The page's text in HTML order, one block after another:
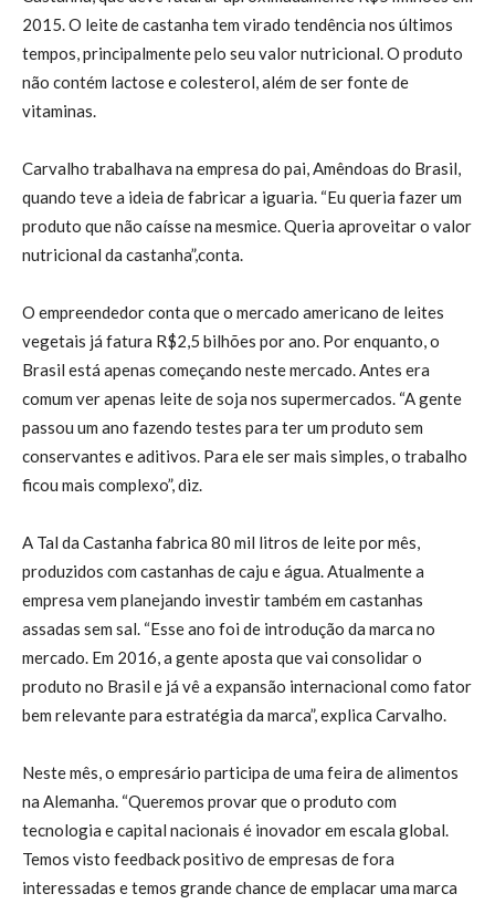
2015. O leite de castanha tem virado tendência nos últimos
tempos, principalmente pelo seu valor nutricional. O produto
não contém lactose e colesterol, além de ser fonte de
vitaminas.
Carvalho trabalhava na empresa do pai, Amêndoas do Brasil,
quando teve a ideia de fabricar a iguaria. “Eu queria fazer um
produto que não caísse na mesmice. Queria aproveitar o valor
nutricional da castanha”,conta.
O empreendedor conta que o mercado americano de leites
vegetais já fatura R$2,5 bilhões por ano. Por enquanto, o
Brasil está apenas começando neste mercado. Antes era
comum ver apenas leite de soja nos supermercados. “A gente
passou um ano fazendo testes para ter um produto sem
conservantes e aditivos. Para ele ser mais simples, o trabalho
ficou mais complexo”, diz.
A Tal da Castanha fabrica 80 mil litros de leite por mês,
produzidos com castanhas de caju e água. Atualmente a
empresa vem planejando investir também em castanhas
assadas sem sal. “Esse ano foi de introdução da marca no
mercado. Em 2016, a gente aposta que vai consolidar o
produto no Brasil e já vê a expansão internacional como fator
bem relevante para estratégia da marca”, explica Carvalho.
Neste mês, o empresário participa de uma feira de alimentos
na Alemanha. “Queremos provar que o produto com
tecnologia e capital nacionais é inovador em escala global.
Temos visto feedback positivo de empresas de fora
interessadas e temos grande chance de emplacar uma marca